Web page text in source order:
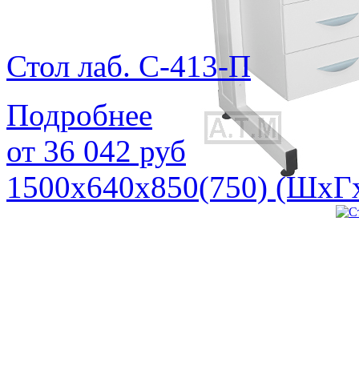
Стол лаб. С-413-П
Подробнее
от 36 042 руб
1500х640х850(750)